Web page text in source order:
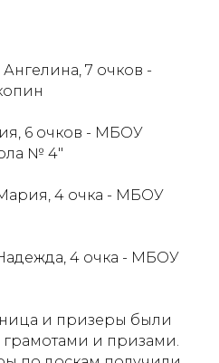
7 очков -
6 очков - МБОУ
№ 4"
4 очка - МБОУ
4 очка - МБОУ
и призеры были
и призами.
Партнеры